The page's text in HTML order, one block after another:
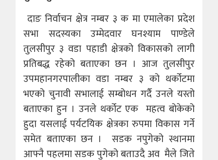
दाङ निर्वाचन क्षेत्र नम्बर ३ क मा एमालेका प्रदेश
सभा सदस्यका उम्मेदवार घनश्याम पाण्डेले
तुलसीपुर ३ वडा पहाडी क्षेत्रको विकासको लागी
प्रतिबद्ध रहेको बताएका छन । आज तुलसीपुर
उपमहानगरपालीका वडा नम्बर ३ को थर्कोटमा
भएको चुनावी सभालाई सम्बोधन गर्दै उनले यस्तो
बताएका हुन । उनले थर्कोट एक महत्व बोकेको
हुदा यसलाई पर्यटयिक क्षेत्रका रुपमा विकास गर्ने
समेत बताएका छन । सडक नपुगेको स्थानमा
आफ्नै पहलमा सडक पुगेको बताउदै अव मैले जिते